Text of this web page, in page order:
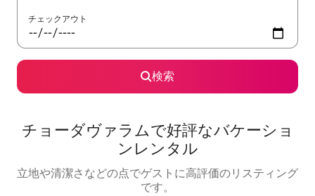
チェックアウト
検索
チョーダヴァラムで好評なバケーショ
ンレンタル
立地や清潔さなどの点でゲストに高評価のリスティング
です。